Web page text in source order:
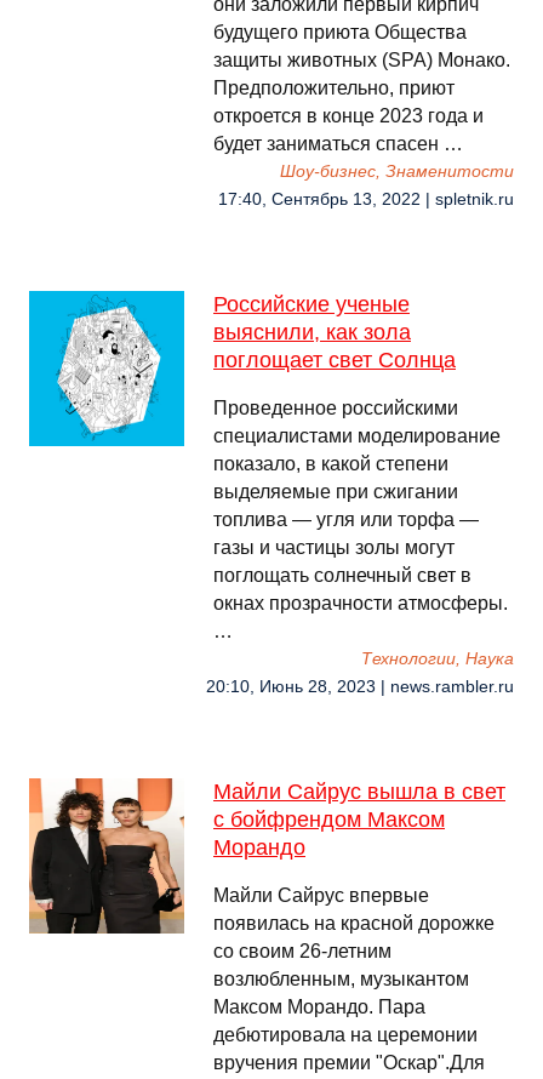
они заложили первый кирпич
будущего приюта Общества
защиты животных (SPA) Монако.
Предположительно, приют
откроется в конце 2023 года и
будет заниматься спасен …
Шоу-бизнес, Знаменитости
17:40, Сентябрь 13, 2022 | spletnik.ru
Российские ученые
выяснили, как зола
поглощает свет Солнца
Проведенное российскими
специалистами моделирование
показало, в какой степени
выделяемые при сжигании
топлива — угля или торфа —
газы и частицы золы могут
поглощать солнечный свет в
окнах прозрачности атмосферы.
…
Технологии, Наука
20:10, Июнь 28, 2023 | news.rambler.ru
Майли Сайрус вышла в свет
с бойфрендом Максом
Морандо
Майли Сайрус впервые
появилась на красной дорожке
со своим 26-летним
возлюбленным, музыкантом
Максом Морандо. Пара
дебютировала на церемонии
вручения премии "Оскар".Для